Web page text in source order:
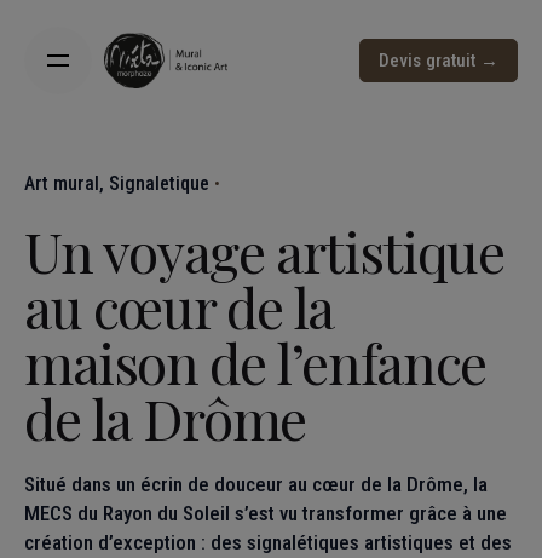
Devis gratuit →
Art mural Signaletique
Un voyage artistique
au cœur de la
maison de l’enfance
de la Drôme
Situé dans un écrin de douceur au cœur de la Drôme, la
MECS du Rayon du Soleil s’est vu transformer grâce à une
création d’exception : des signalétiques artistiques et des